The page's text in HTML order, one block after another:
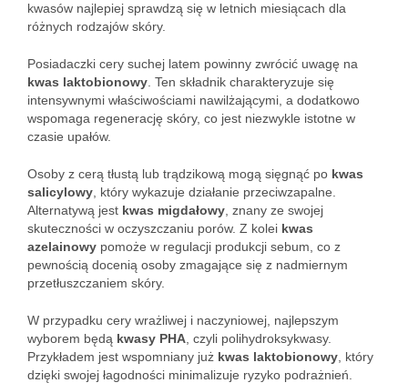
kwasów najlepiej sprawdzą się w letnich miesiącach dla
różnych rodzajów skóry.
Posiadaczki cery suchej latem powinny zwrócić uwagę na
kwas laktobionowy . Ten składnik charakteryzuje się
intensywnymi właściwościami nawilżającymi, a dodatkowo
wspomaga regenerację skóry, co jest niezwykle istotne w
czasie upałów.
Osoby z cerą tłustą lub trądzikową mogą sięgnąć po kwas
salicylowy , który wykazuje działanie przeciwzapalne.
Alternatywą jest kwas migdałowy , znany ze swojej
skuteczności w oczyszczaniu porów. Z kolei kwas
azelainowy pomoże w regulacji produkcji sebum, co z
pewnością docenią osoby zmagające się z nadmiernym
przetłuszczaniem skóry.
W przypadku cery wrażliwej i naczyniowej, najlepszym
wyborem będą kwasy PHA , czyli polihydroksykwasy.
Przykładem jest wspomniany już kwas laktobionowy , który
dzięki swojej łagodności minimalizuje ryzyko podrażnień.